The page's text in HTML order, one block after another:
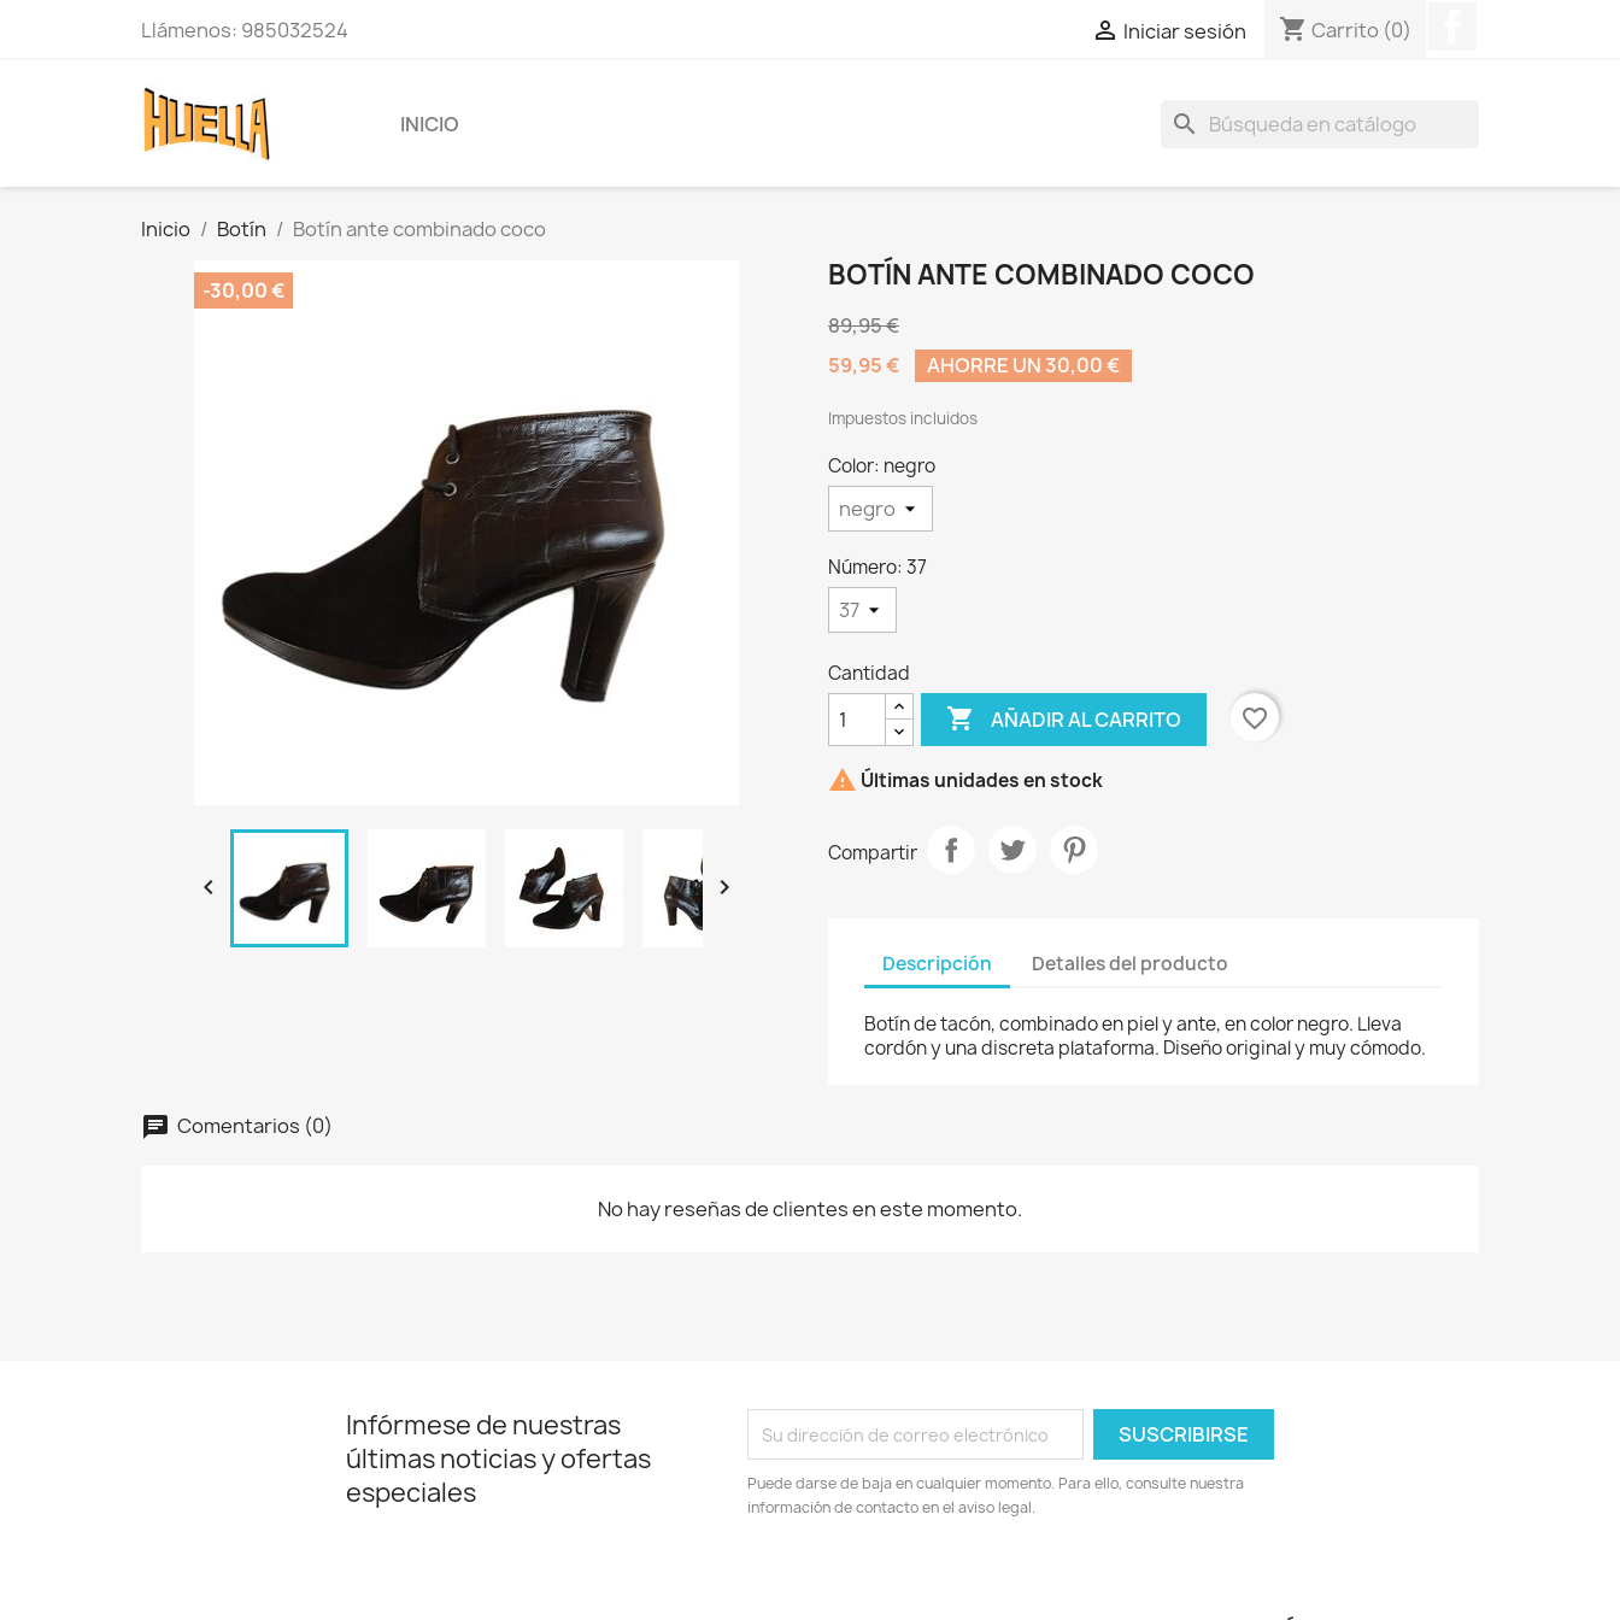
Llámenos: 985032524  Iniciar sesión shopping_cart Carrito (0)
INICIO search
Inicio Botín Botín ante combinado coco
-30,00 €
 
BOTÍN ANTE COMBINADO COCO
89,95 €
59,95 €
AHORRE UN 30,00 €
Impuestos incluidos
Color: negro
Número: 37
Cantidad
 AÑADIR AL CARRITO favorite_border
 Últimas unidades en stock
Compartir
Descripción Detalles del producto
Botín de tacón, combinado en piel y ante, en color negro. Lleva
cordón y una discreta plataforma. Diseño original y muy cómodo.
Comentarios (0)
No hay reseñas de clientes en este momento.
Infórmese de nuestras
últimas noticias y ofertas
especiales
Puede darse de baja en cualquier momento. Para ello, consulte nuestra
información de contacto en el aviso legal.
Crear lista de deseos ×
Crear lista de deseos